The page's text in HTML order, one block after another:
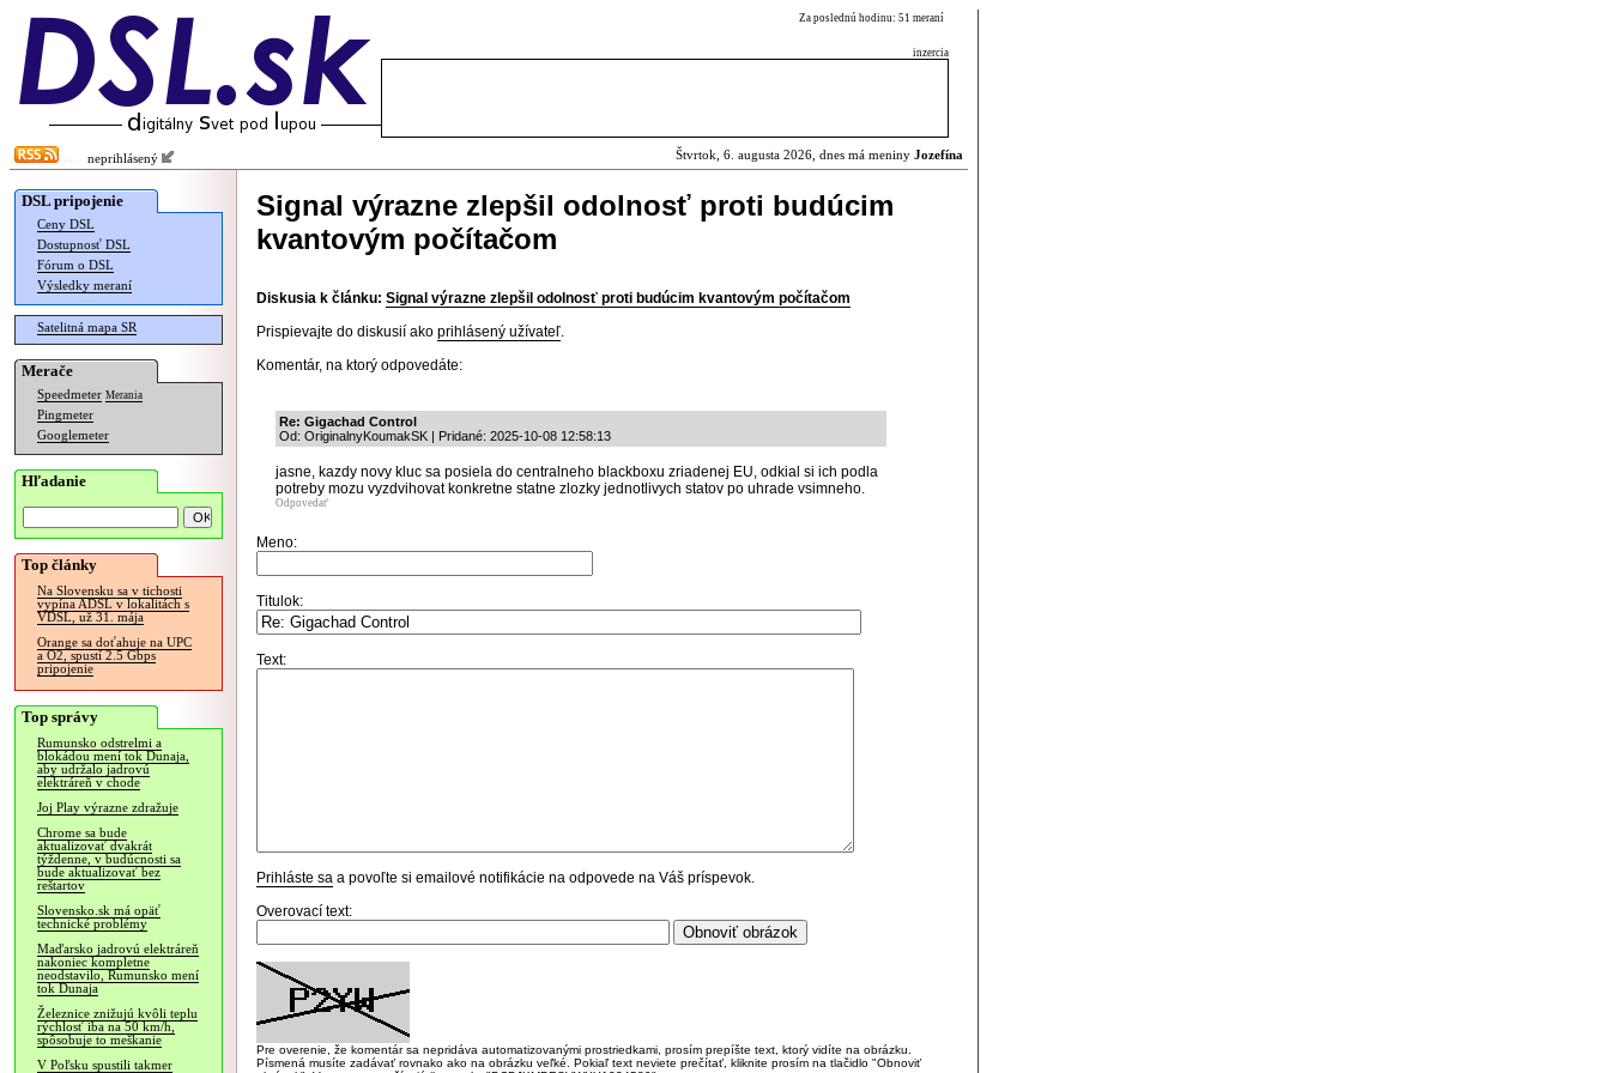
Za poslednú hodinu: 51 meraní
inzercia
neprihlásený Štvrtok, 6. augusta 2026, dnes má meniny Jozefína
DSL pripojenie
Ceny DSL
Dostupnosť DSL
Fórum o DSL
Výsledky meraní
Satelitná mapa SR
Merače
Speedmeter Merania
Pingmeter
Googlemeter
Hľadanie
Top články
Na Slovensku sa v tichosti
vypína ADSL v lokalitách s
VDSL, už 31. mája
Orange sa doťahuje na UPC
a O2, spustí 2.5 Gbps
pripojenie
Top správy
Rumunsko odstrelmi a
blokádou mení tok Dunaja,
aby udržalo jadrovú
elektráreň v chode
Joj Play výrazne zdražuje
Chrome sa bude
aktualizovať dvakrát
týždenne, v budúcnosti sa
bude aktualizovať bez
reštartov
Slovensko.sk má opäť
technické problémy
Maďarsko jadrovú elektráreň
nakoniec kompletne
neodstavilo, Rumunsko mení
tok Dunaja
Železnice znižujú kvôli teplu
rýchlosť iba na 50 km/h,
spôsobuje to meškanie
V Poľsku spustili takmer
Signal výrazne zlepšil odolnosť proti budúcim
kvantovým počítačom
Diskusia k článku: Signal výrazne zlepšil odolnosť proti budúcim kvantovým počítačom
Prispievajte do diskusií ako prihlásený užívateľ.
Komentár, na ktorý odpovedáte:
Re: Gigachad Control
Od: OriginalnyKoumakSK | Pridané: 2025-10-08 12:58:13
jasne, kazdy novy kluc sa posiela do centralneho blackboxu zriadenej EU, odkial si ich podla
potreby mozu vyzdvihovat konkretne statne zlozky jednotlivych statov po uhrade vsimneho.
Odpovedať
Meno:
Titulok:
Text:
Prihláste sa a povoľte si emailové notifikácie na odpovede na Váš príspevok.
Overovací text:
Pre overenie, že komentár sa nepridáva automatizovanými prostriedkami, prosím prepíšte text, ktorý vidíte na obrázku.
Písmená musíte zadávať rovnako ako na obrázku veľké. Pokiaľ text neviete prečítať, kliknite prosím na tlačidlo "Obnoviť